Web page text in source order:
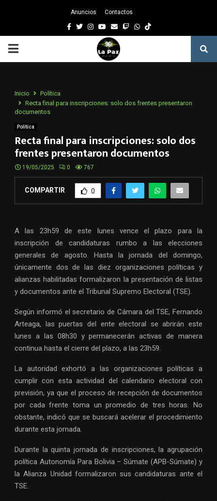
Anuncios Contactos
Facebook
TwitterInstagram
Youtube
EmailTwitchWhatsapp
PRIMARY
Inicio
Política
Recta final para inscripciones: solo dos frentes presentaron
documentos
Política
Recta final para inscripciones: solo dos
frentes presentaron documentos
19/05/2025 0 767
COMPARTIR 0
A las 23h59 de este lunes vence el plazo para la
inscripción de candidaturas rumbo a las elecciones
generales de agosto. Hasta la jornada del domingo,
únicamente dos de las diez organizaciones políticas y
alianzas habilitadas formalizaron la presentación de listas
y documentos ante el Tribunal Supremo Electoral (TSE).
Según informó el secretario de Cámara del TSE, Fernando
Arteaga, las puertas del ente electoral se abrirán este
lunes a las 08h30 y permanecerán activas de manera
continua hasta el cierre del plazo, a las 23h59.
La autoridad exhortó a las organizaciones políticas a
cumplir con esta actividad del calendario electoral con
previsión, ya que el proceso de recepción de documentos
por cada frente toma un promedio de tres horas. No
obstante, indicó que se buscará acelerar el procedimiento
durante esta jornada.
Durante la quinta jornada de inscripciones, la agrupación
política Autonomía Para Bolivia – Súmate (APB-Súmate) y
la Alianza Unidad formalizaron sus candidaturas ante el
TSE.